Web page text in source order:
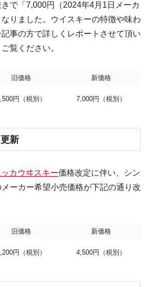
で「7,000円（2024年4月1日メーカ
りました。ウイスキーの特徴や味わ
事の方で詳しくレポートさせて頂い
覧ください。
旧価格
新価格
円（税別） 7,000円（税別）
新
カウヰスキー価格改定に伴い、シン
ーカー希望小売価格が下記の通り改
旧価格
新価格
円（税別） 4,500円（税別）